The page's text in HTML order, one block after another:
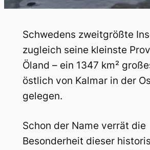
Schwedens zweitgrößte
zugleich seine kleinste
Öland – ein 1347 km²
östlich von Kalmar in der
gelegen.
Schon der Name verrät die
Besonderheit dieser